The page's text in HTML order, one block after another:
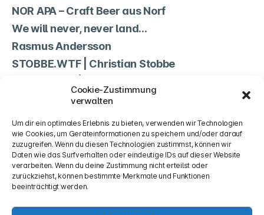
Cookie-Zustimmung
verwalten
Um dir ein optimales Erlebnis zu bieten, verwenden wir Technologien
wie Cookies, um Geräteinformationen zu speichern und/oder darauf
zuzugreifen. Wenn du diesen Technologien zustimmst, können wir
Daten wie das Surfverhalten oder eindeutige IDs auf dieser Website
verarbeiten. Wenn du deine Zustimmung nicht erteilst oder
zurückziehst, können bestimmte Merkmale und Funktionen
beeinträchtigt werden.
NOR APA – Craft Beer aus Norf
We will never, never land…
Rasmus Andersson
STOBBE.WTF | Christian Stobbe
Rechtliches
Impressum & Datenschutzerklärung